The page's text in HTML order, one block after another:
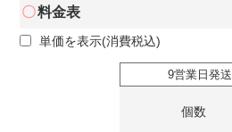
料金表
単価を表示(消費税込)
9営業日発送
個数